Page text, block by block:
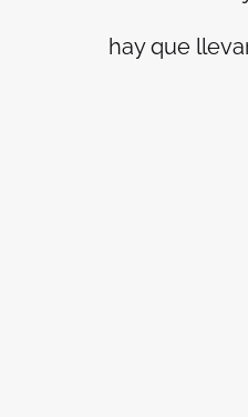
hay que